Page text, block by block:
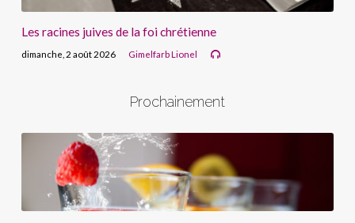
Les racines juives de la foi chrétienne
dimanche, 2 août 2026 Gimelfarb Lionel
Prochainement